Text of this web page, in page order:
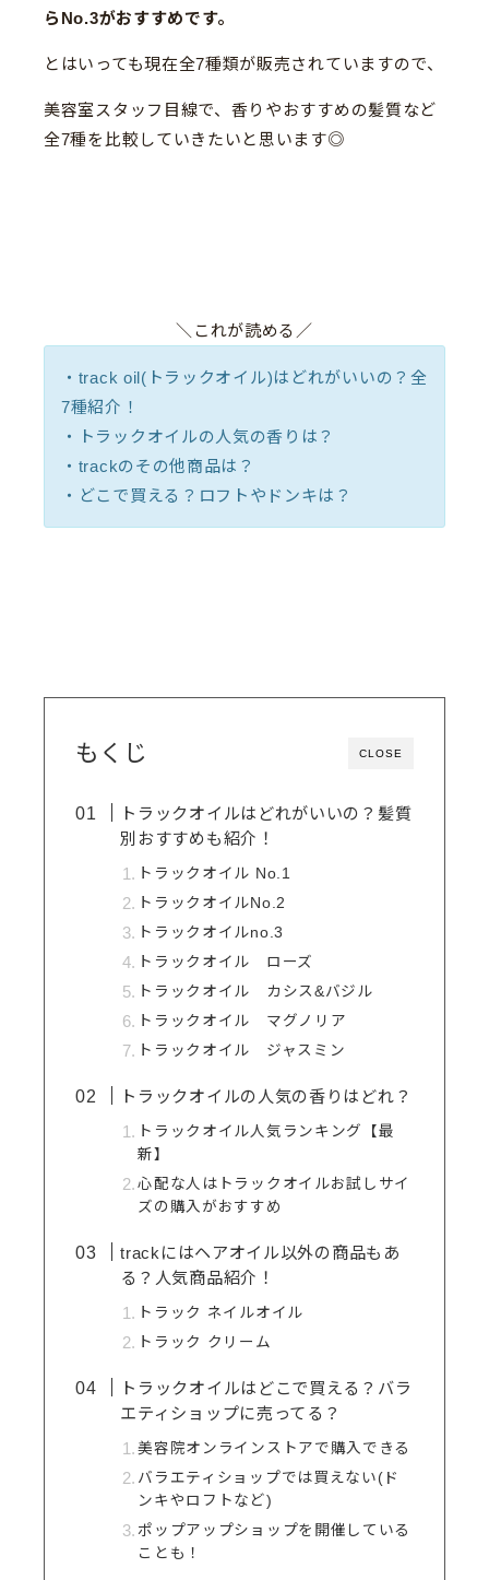
らNo.3がおすすめです。
とはいっても現在全7種類が販売されていますので、
美容室スタッフ目線で、香りやおすすめの髪質など
全7種を比較していきたいと思います◎
＼これが読める／
・track oil(トラックオイル)はどれがいいの？全
7種紹介！
・トラックオイルの人気の香りは？
・trackのその他商品は？
・どこで買える？ロフトやドンキは？
CLOSE
もくじ
トラックオイルはどれがいいの？髪質
別おすすめも紹介！
トラックオイル No.1
トラックオイルNo.2
トラックオイルno.3
トラックオイル ローズ
トラックオイル カシス&バジル
トラックオイル マグノリア
トラックオイル ジャスミン
トラックオイルの人気の香りはどれ？
トラックオイル人気ランキング【最
新】
心配な人はトラックオイルお試しサイ
ズの購入がおすすめ
trackにはヘアオイル以外の商品もあ
る？人気商品紹介！
トラック ネイルオイル
トラック クリーム
トラックオイルはどこで買える？バラ
エティショップに売ってる？
美容院オンラインストアで購入できる
バラエティショップでは買えない(ド
ンキやロフトなど)
ポップアップショップを開催している
ことも！